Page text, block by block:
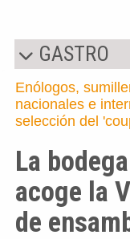
GASTRO
Enólogos,
nacionales e
selección del
La
acoge la
de